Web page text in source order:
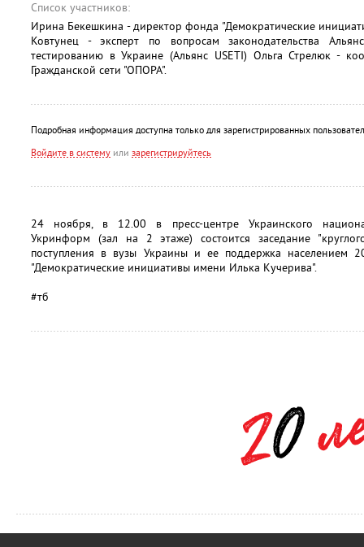
Список участников:
Ирина Бекешкина - директор фонда "Демократические
Ковтунец - эксперт по вопросам законодательства
тестированию в Украине (Альянс USETI) Ольга Стрелюк -
Гражданской сети "ОПОРА".
Подробная информация доступна только для зарегистрированных
Войдите в систему или зарегистрируйтесь
24 ноября, в 12.00 в пресс-центре Украинского
Укринформ (зал на 2 этаже) состоится заседание
поступления в вузы Украины и ее поддержка населением
"Демократические инициативы имени Илька Кучерива".
#тб